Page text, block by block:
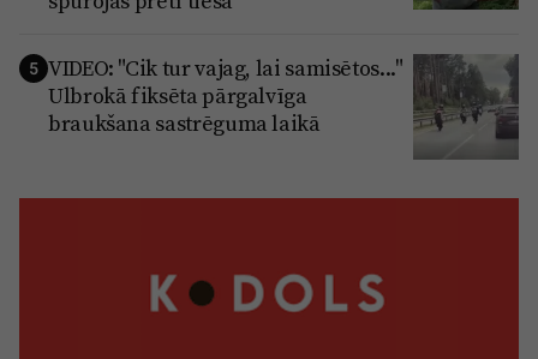
5 VIDEO: "Cik tur vajag, lai samisētos..."
Ulbrokā fiksēta pārgalvīga
braukšana sastrēguma laikā